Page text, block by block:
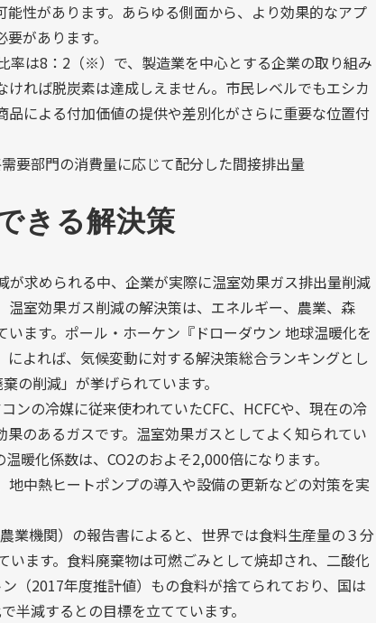
性があります。あらゆる側面から、より効果的なアプ
があります。
率は8：2（※）で、製造業を中心とする企業の取り組み
れば脱炭素は達成しえません。市民レベルでもエシカ
による付加価値の提供や差別化がさらに重要な位置付
要部門の消費量に応じて配分した間接排出量
きる解決策
が求められる中、企業が実際に温室効果ガス排出量削減
室効果ガス削減の解決策は、エネルギー、農業、森
ます。ポール・ホーケン『ドローダウン 地球温暖化を
よれば、気候変動に対する解決策総合ランキングとし
の削減」が挙げられています。
ンの冷媒に従来使われていたCFC、HCFCや、現在の冷
のあるガスです。温室効果ガスとしてよく知られてい
暖化係数は、CO2のおよそ2,000倍になります。
中熱ヒートポンプの導入や設備の更新などの対策を実
業機関）の報告書によると、世界では食料生産量の３分
ます。食料廃棄物は可燃ごみとして焼却され、二酸化
（2017年度推計値）もの食料が捨てられており、国は
半減するとの目標を立てています。